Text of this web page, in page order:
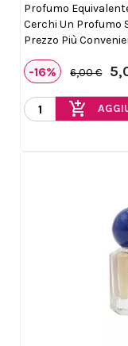
Profumo
Cerchi Un Profumo
Prezzo Più
-16% 6,00 €
add_shopping_cart